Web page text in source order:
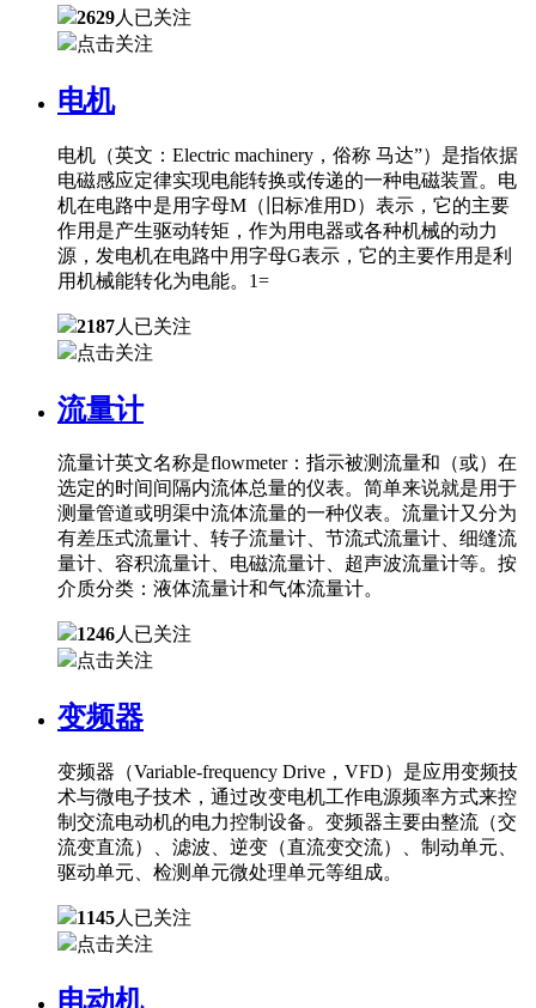
2629人已关注
点击关注
电机
电机（英文：Electric machinery，俗称 马达”）是指依据
电磁感应定律实现电能转换或传递的一种电磁装置。电
机在电路中是用字母M（旧标准用D）表示，它的主要
作用是产生驱动转矩，作为用电器或各种机械的动力
源，发电机在电路中用字母G表示，它的主要作用是利
用机械能转化为电能。1=
2187人已关注
点击关注
流量计
流量计英文名称是flowmeter：指示被测流量和（或）在
选定的时间间隔内流体总量的仪表。简单来说就是用于
测量管道或明渠中流体流量的一种仪表。流量计又分为
有差压式流量计、转子流量计、节流式流量计、细缝流
量计、容积流量计、电磁流量计、超声波流量计等。按
介质分类：液体流量计和气体流量计。
1246人已关注
点击关注
变频器
变频器（Variable-frequency Drive，VFD）是应用变频技
术与微电子技术，通过改变电机工作电源频率方式来控
制交流电动机的电力控制设备。变频器主要由整流（交
流变直流）、滤波、逆变（直流变交流）、制动单元、
驱动单元、检测单元微处理单元等组成。
1145人已关注
点击关注
电动机